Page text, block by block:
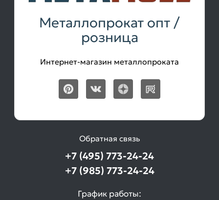
Металлопрокат опт /
розница
Интернет-магазин металлопроката
Обратная связь
+7 (495) 773-24-24
+7 (985) 773-24-24
График работы: